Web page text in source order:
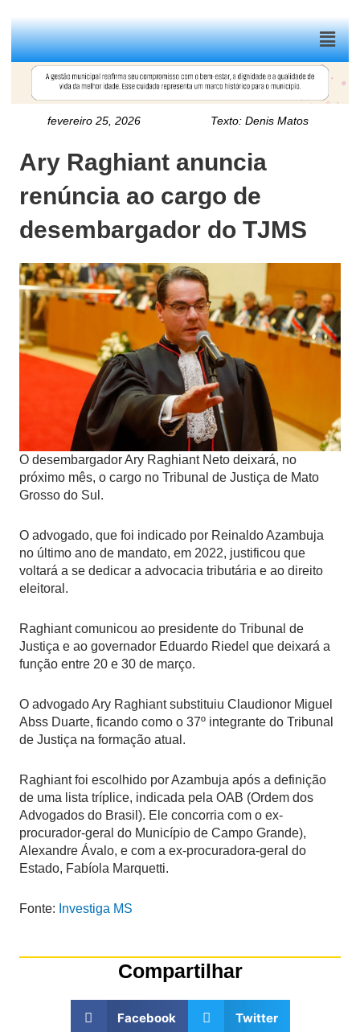
Menu
fevereiro 25, 2026 Texto:Denis Matos
Ary Raghiant anuncia
renúncia ao cargo de
desembargador do TJMS
O desembargador Ary Raghiant Neto deixará, no
próximo mês, o cargo no Tribunal de Justiça de Mato
Grosso do Sul.
O advogado, que foi indicado por Reinaldo Azambuja
no último ano de mandato, em 2022, justificou que
voltará a se dedicar a advocacia tributária e ao direito
eleitoral.
Raghiant comunicou ao presidente do Tribunal de
Justiça e ao governador Eduardo Riedel que deixará a
função entre 20 e 30 de março.
O advogado Ary Raghiant substituiu Claudionor Miguel
Abss Duarte, ficando como o 37º integrante do Tribunal
de Justiça na formação atual.
Raghiant foi escolhido por Azambuja após a definição
de uma lista tríplice, indicada pela OAB (Ordem dos
Advogados do Brasil). Ele concorria com o ex-
procurador-geral do Município de Campo Grande),
Alexandre Ávalo, e com a ex-procuradora-geral do
Estado, Fabíola Marquetti.
Fonte: Investiga MS
Compartilhar
Facebook Twitter